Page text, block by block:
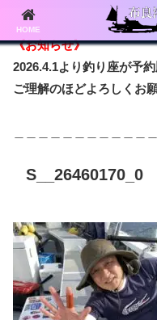
《お知らせ》
2026.4.1より釣り座が予
ご理解のほどよろしくお
S__26460170_0
HOME